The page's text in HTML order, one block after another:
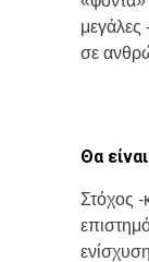
μεγάλες
σε
Θα
Στόχος -